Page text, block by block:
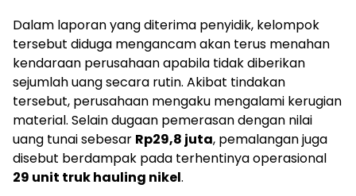
Dalam laporan yang diterima penyidik, kelompok
tersebut diduga mengancam akan terus menahan
kendaraan perusahaan apabila tidak diberikan
sejumlah uang secara rutin. Akibat tindakan
tersebut, perusahaan mengaku mengalami kerugian
material. Selain dugaan pemerasan dengan nilai
uang tunai sebesar Rp29,8 juta, pemalangan juga
disebut berdampak pada terhentinya operasional
29 unit truk hauling nikel.